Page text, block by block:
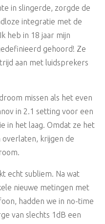
in slingerde, zorgde de
integratie met de
heb in 18 jaar mijn
gehoord! Ze
aan met luidsprekers
missen als het even
in 2.1 setting voor een
in het laag. Omdat ze het
overlaten, krijgen de
echt subliem. Na wat
nieuwe metingen met
hadden we in no-time
van slechts 1dB een